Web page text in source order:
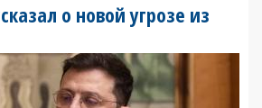
о новой угрозе из